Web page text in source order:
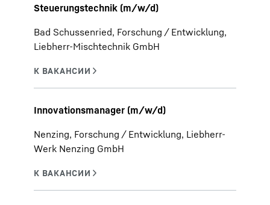
Steuerungstechnik (m/w/d)
Bad Schussenried, Forschung / Entwicklung,
Liebherr-Mischtechnik GmbH
Innovationsmanager (m/w/d)
Nenzing, Forschung / Entwicklung, Liebherr-
Werk Nenzing GmbH